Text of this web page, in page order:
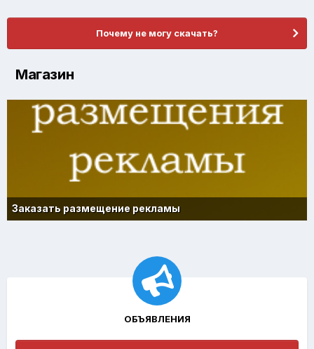
Почему не могу скачать?
Магазин
Заказать размещение рекламы
ОБЪЯВЛЕНИЯ